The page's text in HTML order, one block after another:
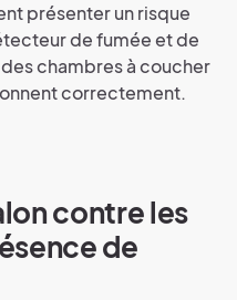
présenter un risque
de fumée et de
chambres à coucher
correctement.
contre les
de